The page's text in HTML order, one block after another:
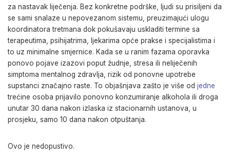
za nastavak liječenja. Bez konkretne podrške, ljudi su prisiljeni da
se sami snalaze u nepovezanom sistemu, preuzimajući ulogu
koordinatora tretmana dok pokušavaju uskladiti termine sa
terapeutima, psihijatrima, ljekarima opće prakse i specijalistima i
to uz minimalne smjernice. Kada se u ranim fazama oporavka
ponovo pojave izazovi poput žudnje, stresa ili neliječenih
simptoma mentalnog zdravlja, rizik od ponovne upotrebe
supstanci značajno raste. To objašnjava zašto je više od jedne
trećine osoba prijavilo ponovno konzumiranje alkohola ili droga
unutar 30 dana nakon izlaska iz stacionarnih ustanova, u
prosjeku, samo 10 dana nakon otpuštanja.
Ovo je nedopustivo.